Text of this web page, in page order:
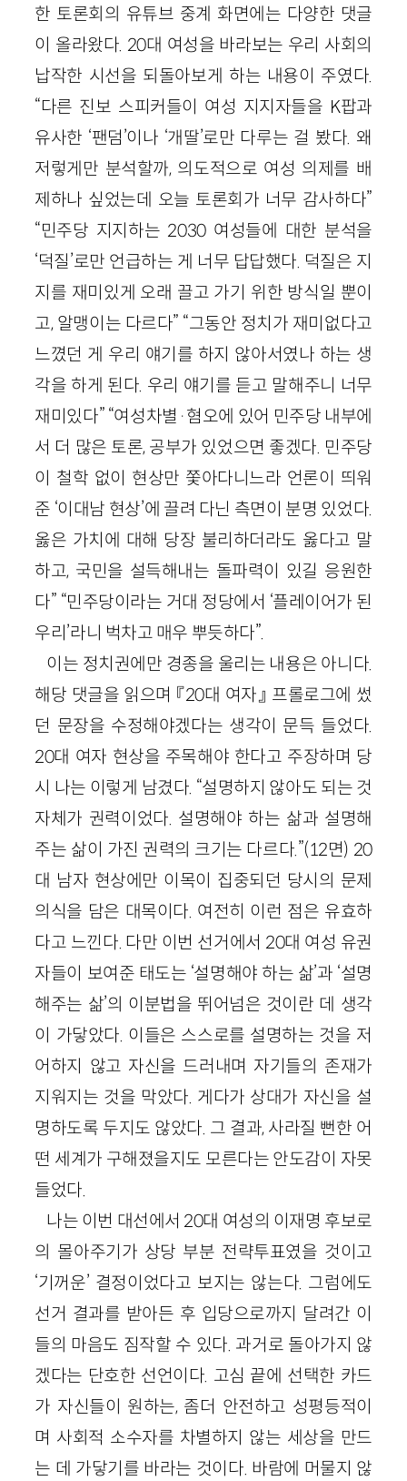
한 토론회의 유튜브 중계 화면에는 다양한 댓글
이 올라왔다. 20대 여성을 바라보는 우리 사회의
납작한 시선을 되돌아보게 하는 내용이 주였다.
“다른 진보 스피커들이 여성 지지자들을 K팝과
유사한 ‘팬덤’이나 ‘개딸’로만 다루는 걸 봤다. 왜
저렇게만 분석할까, 의도적으로 여성 의제를 배
제하나 싶었는데 오늘 토론회가 너무 감사하다”
“민주당 지지하는 2030 여성들에 대한 분석을
‘덕질’로만 언급하는 게 너무 답답했다. 덕질은 지
지를 재미있게 오래 끌고 가기 위한 방식일 뿐이
고, 알맹이는 다르다” “그동안 정치가 재미없다고
느꼈던 게 우리 얘기를 하지 않아서였나 하는 생
각을 하게 된다. 우리 얘기를 듣고 말해주니 너무
재미있다” “여성차별·혐오에 있어 민주당 내부에
서 더 많은 토론, 공부가 있었으면 좋겠다. 민주당
이 철학 없이 현상만 쫓아다니느라 언론이 띄워
준 ‘이대남 현상’에 끌려 다닌 측면이 분명 있었다.
옳은 가치에 대해 당장 불리하더라도 옳다고 말
하고, 국민을 설득해내는 돌파력이 있길 응원한
다” “민주당이라는 거대 정당에서 ‘플레이어가 된
우리’라니 벅차고 매우 뿌듯하다”.
이는 정치권에만 경종을 울리는 내용은 아니다.
해당 댓글을 읽으며 『20대 여자』 프롤로그에 썼
던 문장을 수정해야겠다는 생각이 문득 들었다.
20대 여자 현상을 주목해야 한다고 주장하며 당
시 나는 이렇게 남겼다. “설명하지 않아도 되는 것
자체가 권력이었다. 설명해야 하는 삶과 설명해
주는 삶이 가진 권력의 크기는 다르다.”(12면) 20
대 남자 현상에만 이목이 집중되던 당시의 문제
의식을 담은 대목이다. 여전히 이런 점은 유효하
다고 느낀다. 다만 이번 선거에서 20대 여성 유권
자들이 보여준 태도는 ‘설명해야 하는 삶’과 ‘설명
해주는 삶’의 이분법을 뛰어넘은 것이란 데 생각
이 가닿았다. 이들은 스스로를 설명하는 것을 저
어하지 않고 자신을 드러내며 자기들의 존재가
지워지는 것을 막았다. 게다가 상대가 자신을 설
명하도록 두지도 않았다. 그 결과, 사라질 뻔한 어
떤 세계가 구해졌을지도 모른다는 안도감이 자못
들었다.
나는 이번 대선에서 20대 여성의 이재명 후보로
의 몰아주기가 상당 부분 전략투표였을 것이고
‘기꺼운’ 결정이었다고 보지는 않는다. 그럼에도
선거 결과를 받아든 후 입당으로까지 달려간 이
들의 마음도 짐작할 수 있다. 과거로 돌아가지 않
겠다는 단호한 선언이다. 고심 끝에 선택한 카드
가 자신들이 원하는, 좀더 안전하고 성평등적이
며 사회적 소수자를 차별하지 않는 세상을 만드
는 데 가닿기를 바라는 것이다. 바람에 머물지 않